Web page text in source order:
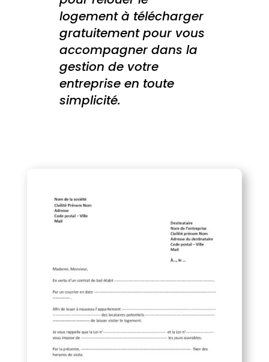
logement à télécharger
gratuitement pour vous
accompagner dans la
gestion de votre
entreprise en toute
simplicité.